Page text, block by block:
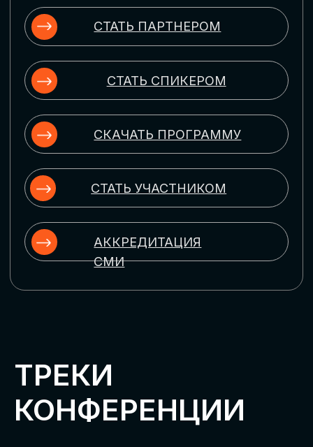
Узнаем как компании адаптируются к
новой ИИ-реальности. Как ИИ-
сотрудники становятся
«полноправными» членами команды, как
ИИ-помощники забирают на себя рутину
и как можно значительно увеличить
производительность без огромных
затрат на нейросети
ЦИФРОВИЗАЦИЯ
МАРКЕТИНГА И ПРОДАЖ
Обменяемся опытом, какие ИИ-решения
в маркетинге и продажах наиболее
ЦИФРОВИЗАЦИЯ
УПРАВЛЕНИЯ ПЕРСОНАЛОМ
Рассмотрим управление человеческим
комплексные решения для роста
производительности и кейсы
оптимизации процессов найма,
развития, оценки и удержания
ЦИФРОВИЗАЦИЯ
КЛИЕНТСКОГО СЕРВИСА
Разберем кейсы в сфере цифровизации